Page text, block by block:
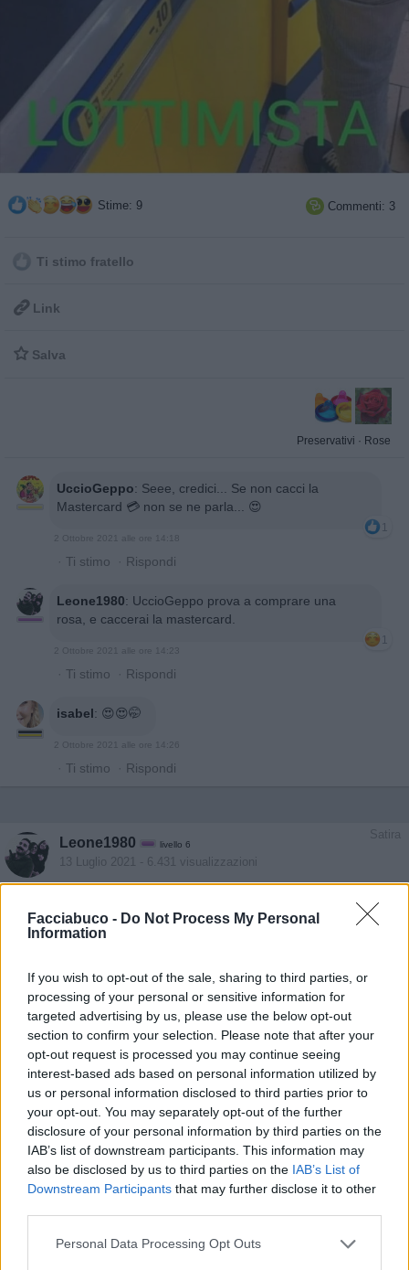
Facciabuco - Do Not Process My Personal
Information
If you wish to opt-out of the sale, sharing to third parties, or
processing of your personal or sensitive information for
targeted advertising by us, please use the below opt-out
section to confirm your selection. Please note that after your
opt-out request is processed you may continue seeing
interest-based ads based on personal information utilized by
us or personal information disclosed to third parties prior to
your opt-out. You may separately opt-out of the further
disclosure of your personal information by third parties on the
IAB’s list of downstream participants. This information may
also be disclosed by us to third parties on the IAB’s List of
Downstream Participants that may further disclose it to other
Personal Data Processing Opt Outs
Stime: 9  Commenti: 3
Ti stimo fratello
 Link
 Salva
Preservativi · Rose
UccioGeppo: Seee, credici... Se non cacci la
Mastercard 💳 non se ne parla... 😍
1
· Ti stimo · Rispondi
Leone1980: UccioGeppo prova a comprare una
rosa, e caccerai la mastercard.
1
· Ti stimo · Rispondi
isabel: 😍😍🤭
· Ti stimo · Rispondi
Satira
Leone1980 livello 6
13 Luglio 2021 - 6.431 visualizzazioni